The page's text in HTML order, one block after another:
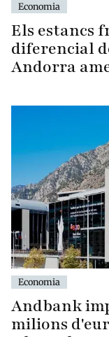
Economia
Els estancs
diferencial
Andorra
Economia
Andbank
milions